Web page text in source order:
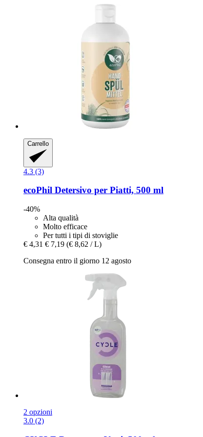
Carrello
4.3 (3)
ecoPhil Detersivo per Piatti, 500 ml
-40%
Alta qualità
Molto efficace
Per tutti i tipi di stoviglie
€ 4,31 € 7,19 (€ 8,62 / L)
Consegna entro il giorno 12 agosto
2 opzioni
3.0 (2)